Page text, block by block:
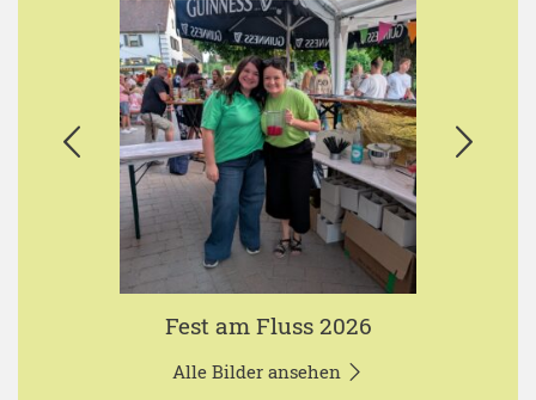
Fest am Fluss 2026
Alle Bilder ansehen